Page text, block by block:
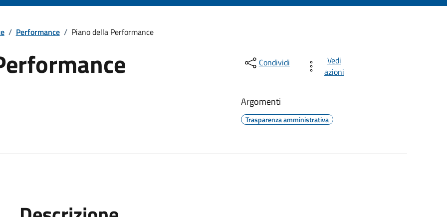
/ Performance / Piano della Performance
Condividi
Vedi
azioni
Argomenti
Trasparenza amministrativa